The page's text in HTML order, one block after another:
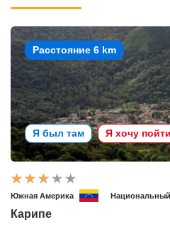
Расстояние 6 km
Я был там Я хочу
Южная Америка Национальный
Карипе